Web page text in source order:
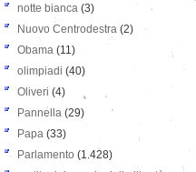
notte bianca (3)
Nuovo Centrodestra (2)
Obama (11)
olimpiadi (40)
Oliveri (4)
Pannella (29)
Papa (33)
Parlamento (1.428)